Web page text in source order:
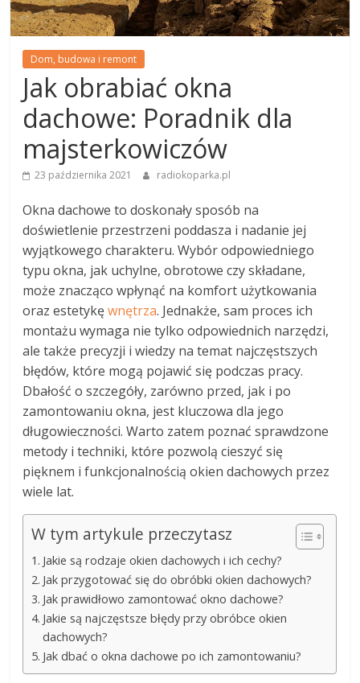
Dom, budowa i remont
Jak obrabiać okna
dachowe: Poradnik dla
majsterkowiczów
23 października 2021 radiokoparka.pl
Okna dachowe to doskonały sposób na
doświetlenie przestrzeni poddasza i nadanie jej
wyjątkowego charakteru. Wybór odpowiedniego
typu okna, jak uchylne, obrotowe czy składane,
może znacząco wpłynąć na komfort użytkowania
oraz estetykęwnętrza. Jednakże, sam proces ich
montażu wymaga nie tylko odpowiednich narzędzi,
ale także precyzji i wiedzy na temat najczęstszych
błędów, które mogą pojawić się podczas pracy.
Dbałość o szczegóły, zarówno przed, jak i po
zamontowaniu okna, jest kluczowa dla jego
długowieczności. Warto zatem poznać sprawdzone
metody i techniki, które pozwolą cieszyć się
pięknem i funkcjonalnością okien dachowych przez
wiele lat.
W tym artykule przeczytasz
Jakie są rodzaje okien dachowych i ich cechy?
Jak przygotować się do obróbki okien dachowych?
Jak prawidłowo zamontować okno dachowe?
Jakie są najczęstsze błędy przy obróbce okien
dachowych?
Jak dbać o okna dachowe po ich zamontowaniu?